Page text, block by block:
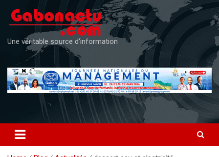
content
Une véritable source d'information